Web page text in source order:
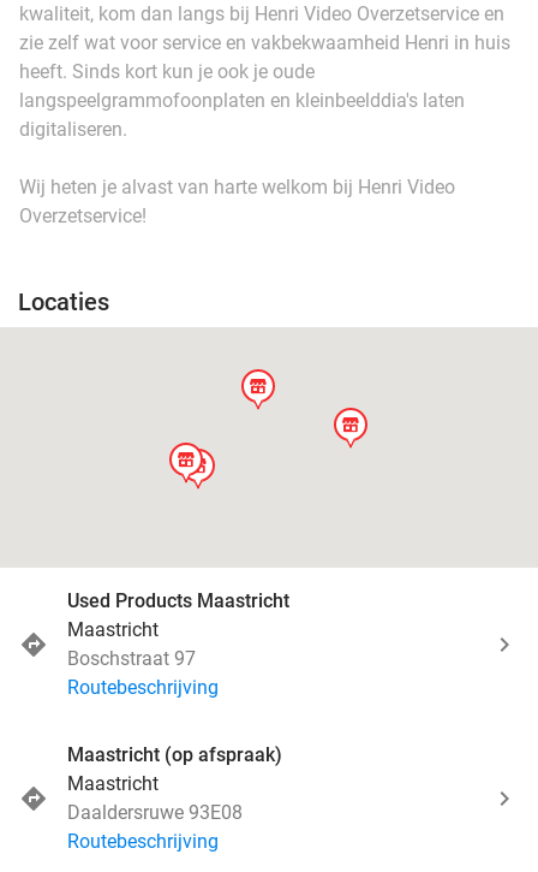
kwaliteit, kom dan langs bij Henri Video Overzetservice en
zie zelf wat voor service en vakbekwaamheid Henri in huis
heeft. Sinds kort kun je ook je oude
langspeelgrammofoonplaten en kleinbeelddia's laten
digitaliseren.
Wij heten je alvast van harte welkom bij Henri Video
Overzetservice!
Locaties
store
store
store
store
Used Products Maastricht
Maastricht
Boschstraat 97
Routebeschrijving
Maastricht (op afspraak)
Maastricht
Daaldersruwe 93E08
Routebeschrijving